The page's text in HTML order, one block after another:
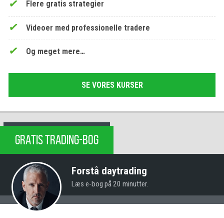
Flere gratis strategier
Videoer med professionelle tradere
Og meget mere…
SE VORES KURSER
GRATIS TRADING-BOG
Forstå daytrading
Læs e-bog på 20 minutter.